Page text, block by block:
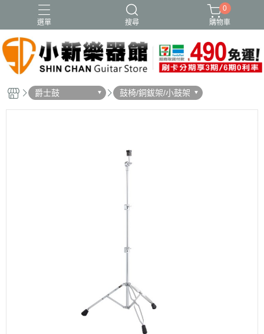
選單 搜尋
0
購物車
爵士鼓 鼓椅/銅鈸架/小鼓架